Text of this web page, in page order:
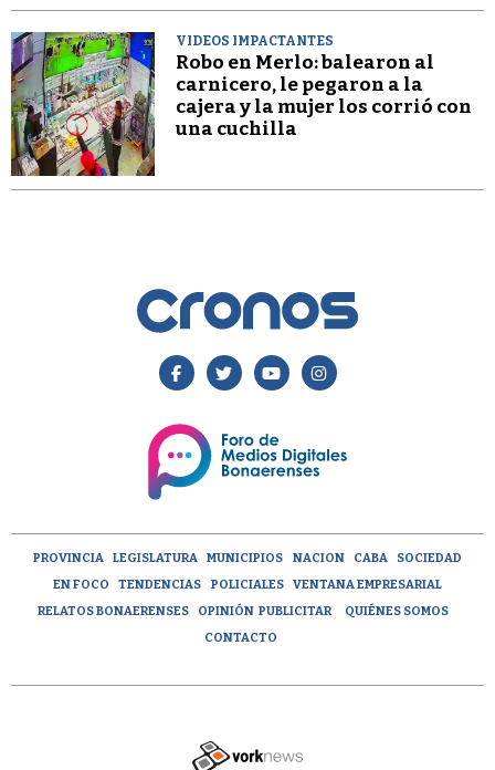
VIDEOS IMPACTANTES
Robo en Merlo: balearon al
carnicero, le pegaron a la
cajera y la mujer los corrió con
una cuchilla
PROVINCIA LEGISLATURA MUNICIPIOS NACION CABA
SOCIEDAD
EN FOCO
TENDENCIAS POLICIALES
VENTANA EMPRESARIAL
RELATOS BONAERENSES
OPINIÓN PUBLICITAR
QUIÉNES SOMOS
CONTACTO